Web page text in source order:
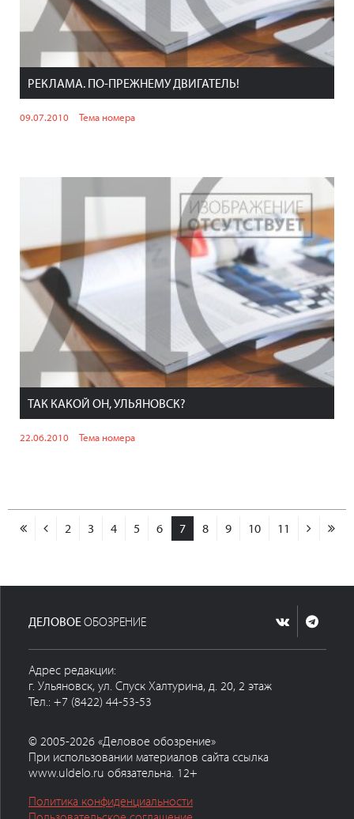
РЕКЛАМА. ПО-ПРЕЖНЕМУ ДВИГАТЕЛЬ!
09.07.2010 Тема номера
ТАК КАКОЙ ОН, УЛЬЯНОВСК?
22.06.2010 Тема номера
2 3 4 5 6 7 8 9 10 11
ДЕЛОВОЕ ОБОЗРЕНИЕ
Адрес редакции:
г. Ульяновск, ул. Спуск Халтурина, д. 20, 2 этаж
Тел.: +7 (8422) 44-53-53
© 2005-2026 «Деловое обозрение»
При использовании материалов сайта ссылка
www.uldelo.ru обязательна. 12+
Политика конфиденциальности